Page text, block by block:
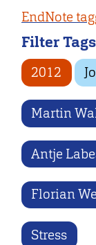
EndNote
Filter Tags
2012
Martin
Antje
Florian
Stress